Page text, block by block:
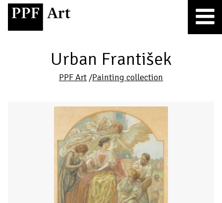
Urban František
PPF Art /Painting collection